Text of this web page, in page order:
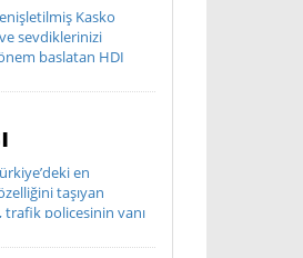
Kasko
ve sevdiklerinizi
başlatan HDI
en
taşıyan
trafik poliçesinin yanı